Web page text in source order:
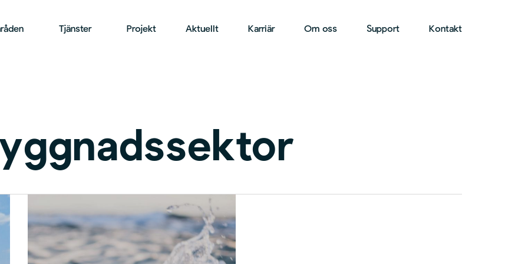
Tjänster Projekt Aktuellt Karriär Om oss Support Kontakt